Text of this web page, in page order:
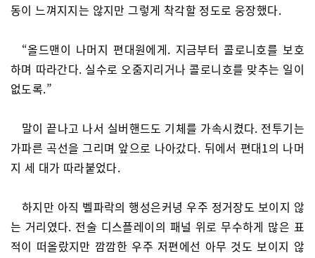
동이 느껴지지는 않지만 그렇게 착각할 정도로 웅장했다.
“올드맨이 나머지 편대원에게. 지금부터 콜로니호를 보호
하며 따라간다. 실수로 오줌지리거나 콜로니호를 맞추는 일이
없도록.”
말이 끝나고 나서 실버핸드도 기체를 가속시켰다. 전투기는
가파른 곡선을 그리며 앞으로 나아갔다. 뒤에서 편대1의 나머
지 세 대가 따라붙었다.
하지만 아직 벨파락의 행성은커녕 우주 정거장도 보이지 않
는 거리였다. 전술 디스플레이의 패널 위로 무수하게 많은 표
적이 떠올랐지만 깜깜한 우주 저편에선 아무 것도 보이지 않